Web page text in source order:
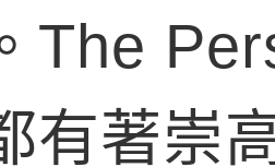
The
有著崇